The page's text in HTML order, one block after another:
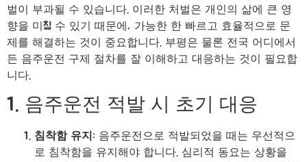
벌이 부과될 수 있습니다. 이러한 처벌은 개인의 삶에 큰 영
향을 미칠 수 있기 때문에, 가능한 한 빠르고 효율적으로 문
제를 해결하는 것이 중요합니다. 부평은 물론 전국 어디에서
든 음주운전 구제 절차를 잘 이해하고 대응하는 것이 필요합
니다.
1. 음주운전 적발 시 초기 대응
침착함 유지 : 음주운전으로 적발되었을 때는 우선적으
로 침착함을 유지해야 합니다. 심리적 동요는 상황을